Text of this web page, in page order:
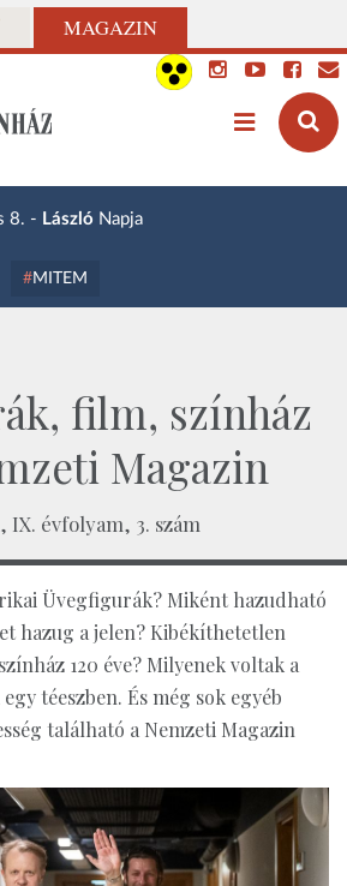
MAGAZIN
8. - László Napja
MITEM
film, színház
Magazin
IX. évfolyam, 3. szám
Üvegfigurák? Miként hazudható
hazug a jelen? Kibékíthetetlen
120 éve? Milyenek voltak a
téeszben. És még sok egyéb
található a Nemzeti Magazin